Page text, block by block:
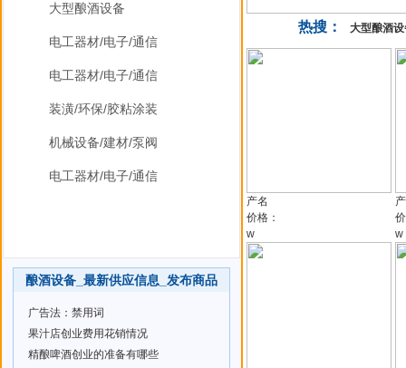
大型酿酒设备
电工器材/电子/通信
电工器材/电子/通信
装潢/环保/胶粘涂装
机械设备/建材/泵阀
电工器材/电子/通信
酿酒设备_最新供应信息_发布商品
广告法：禁用词
果汁店创业费用花销情况
精酿啤酒创业的准备有哪些
热搜： 大型酿酒设
产名
价格：
w
w